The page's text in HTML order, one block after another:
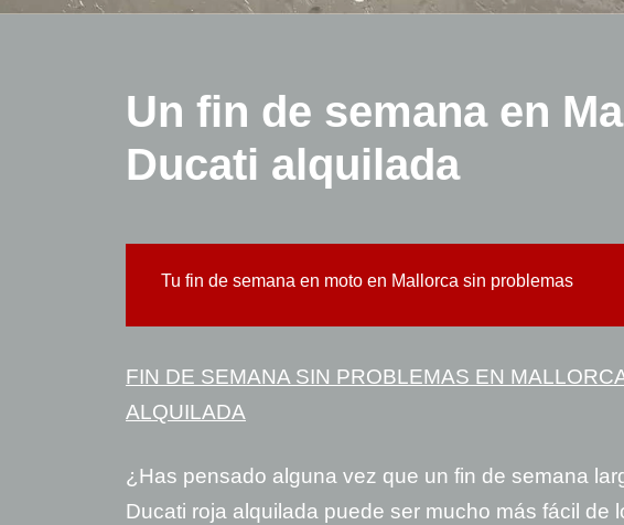
Un fin de semana en
Ducati alquilada
Tu fin de semana en moto en Mallorca sin problemas
FIN DE SEMANA SIN PROBLEMAS EN
ALQUILADA
¿Has pensado alguna vez que un fin de semana
Ducati roja alquilada puede ser mucho más fácil de